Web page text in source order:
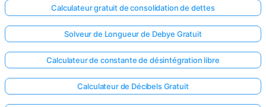
Calculateur gratuit de consolidation de dettes
Solveur de Longueur de Debye Gratuit
Calculateur de constante de désintégration libre
Calculateur de Décibels Gratuit